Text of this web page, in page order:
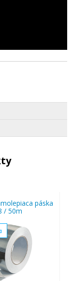
páska
/ 50m